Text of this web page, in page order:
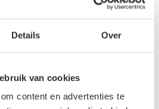
Details Over
van cookies
content en advertenties te
DBCS AZURE/SAND
niet gewaardeerd